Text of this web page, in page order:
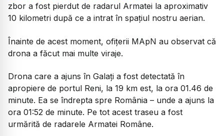
zbor a fost pierdut de radarul Armatei la aproximativ
10 kilometri după ce a intrat în spațiul nostru aerian.
Înainte de acest moment, ofițerii MApN au observat că
drona a făcut mai multe viraje.
Drona care a ajuns în Galați a fost detectată în
apropiere de portul Reni, la 19 km est, la ora 01.46 de
minute. Ea se îndrepta spre România – unde a ajuns la
ora 01:52 de minute. Pe tot acest traseu a fost
urmărită de radarele Armatei Române.